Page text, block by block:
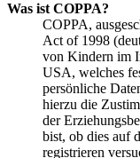
Was ist COPPA?
COPPA,
Act of 1998
von Kindern im
USA, welches
persönliche
hierzu die
der
bist, ob dies auf
registrieren